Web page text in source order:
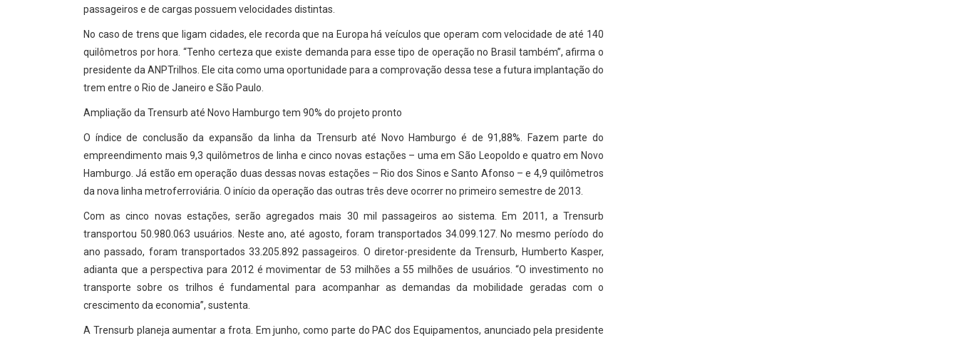
passageiros e de cargas possuem velocidades distintas.
No caso de trens que ligam cidades, ele recorda que na Europa há veículos que operam com velocidade de até 140
quilômetros por hora. “Tenho certeza que existe demanda para esse tipo de operação no Brasil também”, afirma o
presidente da ANPTrilhos. Ele cita como uma oportunidade para a comprovação dessa tese a futura implantação do
trem entre o Rio de Janeiro e São Paulo.
Ampliação da Trensurb até Novo Hamburgo tem 90% do projeto pronto
O índice de conclusão da expansão da linha da Trensurb até Novo Hamburgo é de 91,88%. Fazem parte do
empreendimento mais 9,3 quilômetros de linha e cinco novas estações – uma em São Leopoldo e quatro em Novo
Hamburgo. Já estão em operação duas dessas novas estações – Rio dos Sinos e Santo Afonso – e 4,9 quilômetros
da nova linha metroferroviária. O início da operação das outras três deve ocorrer no primeiro semestre de 2013.
Com as cinco novas estações, serão agregados mais 30 mil passageiros ao sistema. Em 2011, a Trensurb
transportou 50.980.063 usuários. Neste ano, até agosto, foram transportados 34.099.127. No mesmo período do
ano passado, foram transportados 33.205.892 passageiros. O diretor-presidente da Trensurb, Humberto Kasper,
adianta que a perspectiva para 2012 é movimentar de 53 milhões a 55 milhões de usuários. “O investimento no
transporte sobre os trilhos é fundamental para acompanhar as demandas da mobilidade geradas com o
crescimento da economia”, sustenta.
A Trensurb planeja aumentar a frota. Em junho, como parte do PAC dos Equipamentos, anunciado pela presidente